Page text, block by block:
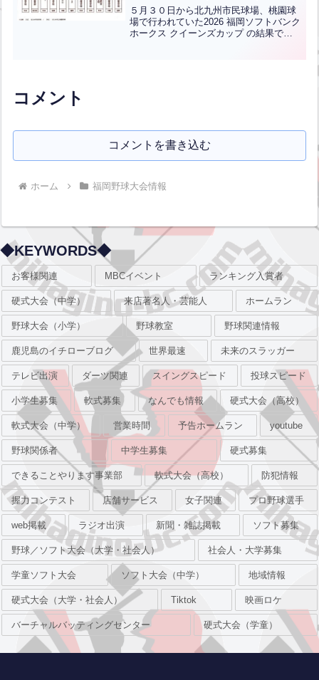
５月３０日から北九州市民球場、桃園球
場で行われていた2026 福岡ソフトバンク
ホークス クイーンズカップ の結果で
コメント
コメントを書き込む
ホーム 福岡野球大会情報
◆KEYWORDS◆
お客様関連 MBCイベント ランキング入賞者
硬式大会（中学） 来店著名人・芸能人 ホームラン
野球大会（小学） 野球教室 野球関連情報
鹿児島のイチローブログ 世界最速 未来のスラッガー
テレビ出演 ダーツ関連 スイングスピード 投球スピード
小学生募集 軟式募集 なんでも情報 硬式大会（高校）
軟式大会（中学） 営業時間 予告ホームラン youtube
野球関係者 中学生募集 硬式募集
できることやります事業部 軟式大会（高校） 防犯情報
握力コンテスト 店舗サービス 女子関連 プロ野球選手
web掲載 ラジオ出演 新聞・雑誌掲載 ソフト募集
野球／ソフト大会（大学・社会人） 社会人・大学募集
学童ソフト大会 ソフト大会（中学） 地域情報
硬式大会（大学・社会人） Tiktok 映画ロケ
バーチャルバッティングセンター 硬式大会（学童）